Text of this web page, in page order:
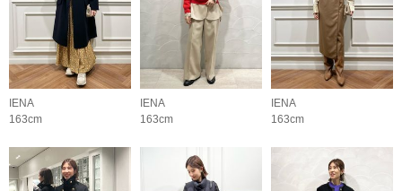
IENA
163cm
IENA
163cm
IENA
163cm